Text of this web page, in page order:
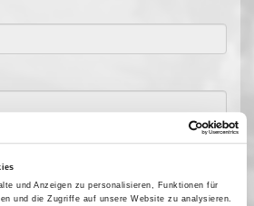
und Anzeigen zu personalisieren, Funktionen für
und die Zugriffe auf unsere Website zu analysieren.